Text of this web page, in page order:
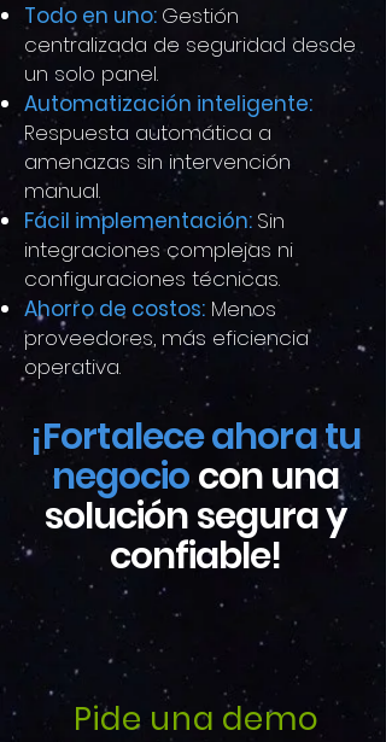
Todo en uno: Gestión
centralizada de seguridad desde
un solo panel.​
Automatización inteligente:
Respuesta automática a
amenazas sin intervención
manual.
Fácil implementación: Sin
integraciones complejas ni
configuraciones técnicas.
Ahorro de costos: Menos
proveedores, más eficiencia
operativa.
¡Fortalece ahora tu
negociocon una
solución segura y
confiable!
Pide una demo